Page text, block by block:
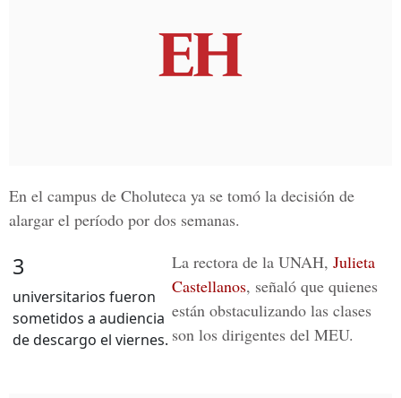
En el campus de Choluteca ya se tomó la decisión de
alargar el período por dos semanas.
3
universitarios fueron
sometidos a audiencia
de descargo el viernes.
La rectora de la UNAH, Julieta
Castellanos, señaló que quienes
están obstaculizando las clases
son los dirigentes del MEU.